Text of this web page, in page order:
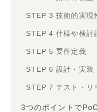
STEP 3 技術的実現
STEP 4 仕様や検討
STEP 5 要件定義
STEP 6 設計・実装
STEP 7 テスト・リ
3つのポイントで